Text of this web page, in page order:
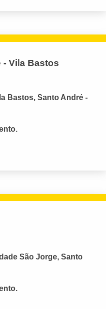
- Vila Bastos
Bastos, Santo André -
São Jorge, Santo